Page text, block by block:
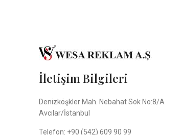
İletişim Bilgileri
Denizköşkler Mah. Nebahat Sok No:8/A
Avcılar/İstanbul
Telefon: +90 (542) 609 90 99